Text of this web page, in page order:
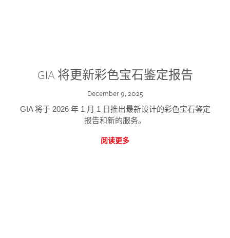
GIA 将更新彩色宝石鉴定报告
December 9, 2025
GIA 将于 2026 年 1 月 1 日推出最新设计的彩色宝石鉴定
报告和新的服务。
阅读更多